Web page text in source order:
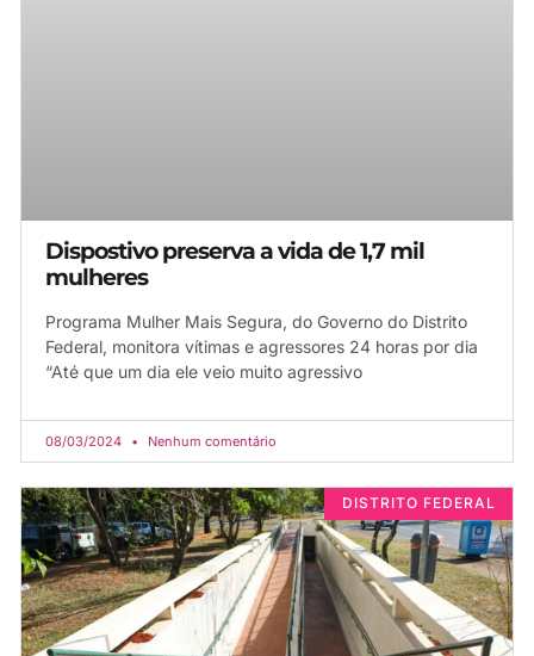
Dispostivo preserva a vida de 1,7 mil
mulheres
Programa Mulher Mais Segura, do Governo do Distrito
Federal, monitora vítimas e agressores 24 horas por dia
“Até que um dia ele veio muito agressivo
08/03/2024 Nenhum comentário
DISTRITO FEDERAL